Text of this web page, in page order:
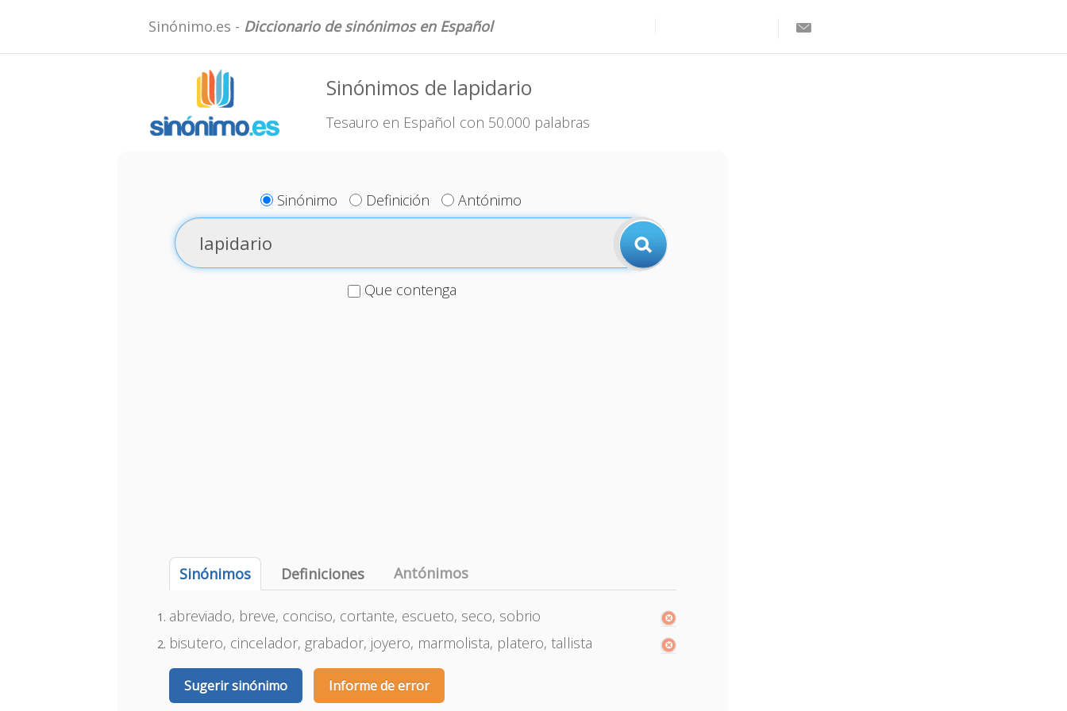
Sinónimo.es - Diccionario de sinónimos en Español
Sinónimos de lapidario
Tesauro en Español con 50.000 palabras
Sinónimo Definición Antónimo
Que contenga
Sinónimos Definiciones Antónimos
abreviado, breve, conciso, cortante, escueto, seco, sobrio
bisutero, cincelador, grabador, joyero, marmolista, platero, tallista
Sugerir sinónimo Informe de error